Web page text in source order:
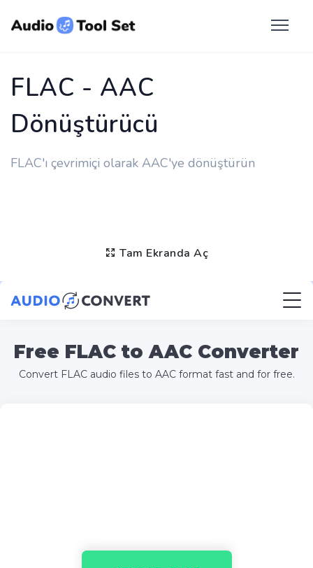
FLAC - AAC
Dönüştürücü
FLAC'ı çevrimiçi olarak AAC'ye dönüştürün
Tam Ekranda Aç